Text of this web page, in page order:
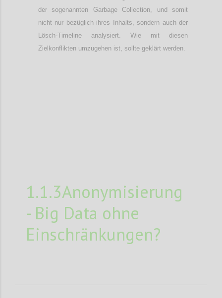
der sogenannten Garbage Collection, und somit
nicht nur bezüglich ihres Inhalts, sondern auch der
Lösch-Timeline analysiert. Wie mit diesen
Zielkonflikten umzugehen ist, sollte geklärt werden.
1.1.3Anonymisierung
- Big Data ohne
Einschränkungen?